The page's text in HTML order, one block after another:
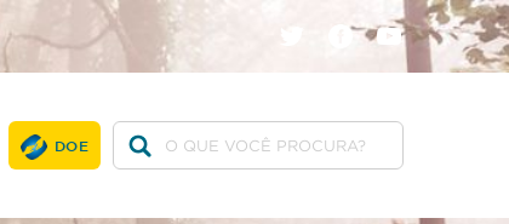
DOE
facebookyoutube